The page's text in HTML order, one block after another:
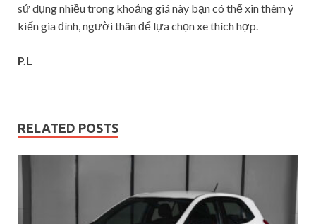
sử dụng nhiều trong khoảng giá này bạn có thể xin thêm ý
kiến gia đình, người thân để lựa chọn xe thích hợp.
P.L
RELATED POSTS